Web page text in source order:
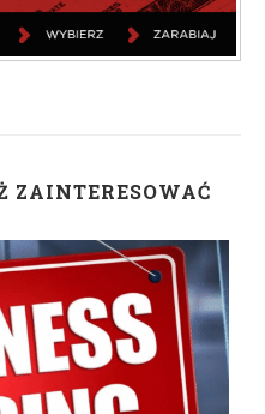
ZAINTERESOWAĆ